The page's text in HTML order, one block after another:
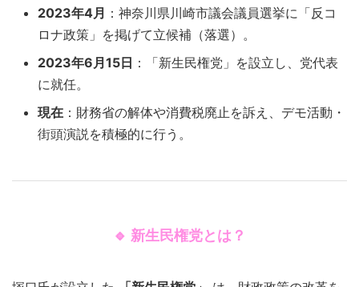
2023年4月 ：神奈川県川崎市議会議員選挙に「反コ
ロナ政策」を掲げて立候補（落選）。
2023年6月15日 ：「新生民権党」を設立し、党代表
に就任。
現在 ：財務省の解体や消費税廃止を訴え、デモ活動・
街頭演説を積極的に行う。
🔹 新生民権党とは？